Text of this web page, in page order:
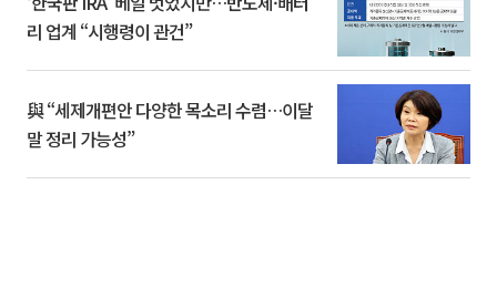
리 업계 “시행령이 관건”
與 “세제개편안 다양한 목소리 수렴…이달
말 정리 가능성”